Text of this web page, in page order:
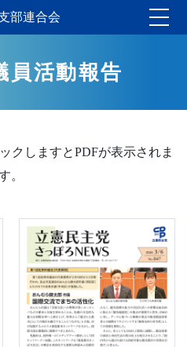
部連合会
員活動報告
クしますとPDFが表示されま
。